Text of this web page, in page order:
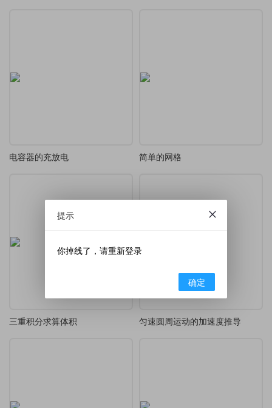
电容器的充放电 简单的网格
三重积分求算体积 匀速圆周运动的加速度推导
提示
你掉线了，请重新登录
确定